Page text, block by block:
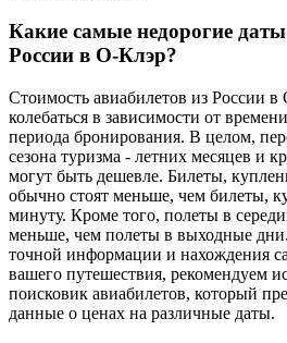
Какие самые недорогие
России в О-Клэр?
Стоимость авиабилетов из России
колебаться в зависимости от
периода бронирования. В целом,
сезона туризма - летних месяцев и
могут быть дешевле. Билеты,
обычно стоят меньше, чем билеты,
минуту. Кроме того, полеты в
меньше, чем полеты в выходные
точной информации и нахождения
вашего путешествия, рекомендуем
поисковик авиабилетов, который
данные о ценах на различные даты.